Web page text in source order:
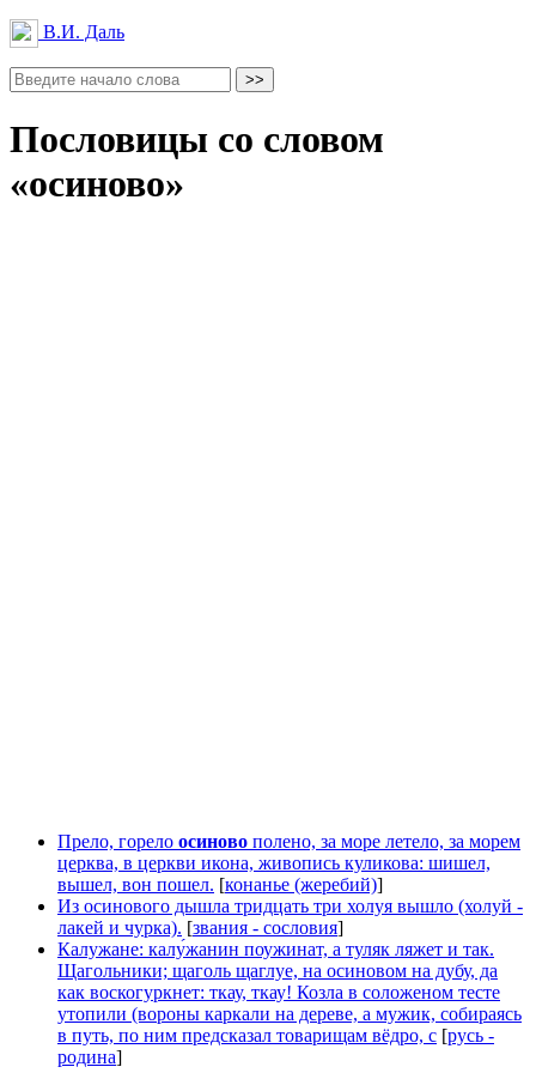
В.И. Даль
Пословицы со словом
«осиново»
Прело, горело осиново полено, за море летело, за морем
церква, в церкви икона, живопись куликова: шишел,
вышел, вон пошел. [конанье (жеребий)]
Из осинового дышла тридцать три холуя вышло (холуй -
лакей и чурка). [звания - сословия]
Калужане: калу́жанин поужинат, а туляк ляжет и так.
Щагольники; щаголь щаглуе, на осиновом на дубу, да
как воскогуркнет: ткау, ткау! Козла в соложеном тесте
утопили (вороны каркали на дереве, а мужик, собираясь
в путь, по ним предсказал товарищам вёдро, с [русь -
родина]